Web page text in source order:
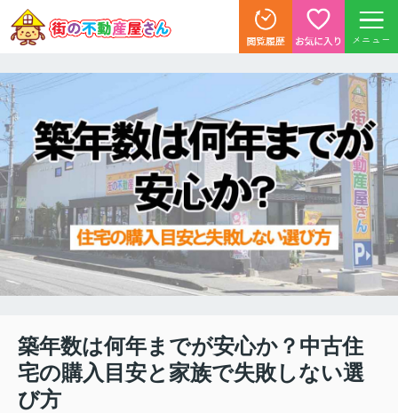
メニュー
築年数は何年までが安心か？中古住
宅の購入目安と家族で失敗しない選
び方